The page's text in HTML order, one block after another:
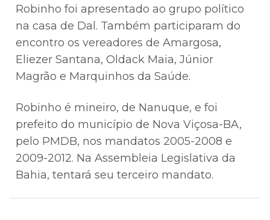
Robinho foi apresentado ao grupo político
na casa de Dal. Também participaram do
encontro os vereadores de Amargosa,
Eliezer Santana, Oldack Maia, Júnior
Magrão e Marquinhos da Saúde.
Robinho é mineiro, de Nanuque, e foi
prefeito do município de Nova Viçosa-BA,
pelo PMDB, nos mandatos 2005-2008 e
2009-2012. Na Assembleia Legislativa da
Bahia, tentará seu terceiro mandato.